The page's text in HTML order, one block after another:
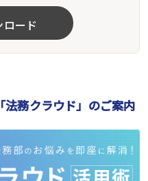
ード
務クラウド」のご案内